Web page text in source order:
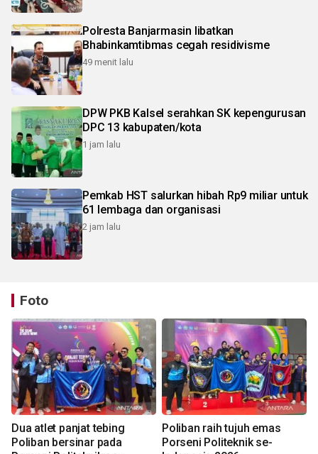
Polresta Banjarmasin libatkan
Bhabinkamtibmas cegah residivisme
49 menit lalu
DPW PKB Kalsel serahkan SK kepengurusan
DPC 13 kabupaten/kota
1 jam lalu
Pemkab HST salurkan hibah Rp9 miliar untuk
61 lembaga dan organisasi
2 jam lalu
Foto
Dua atlet panjat tebing
Poliban bersinar pada
Poliban raih tujuh emas
Porseni Politeknik se-